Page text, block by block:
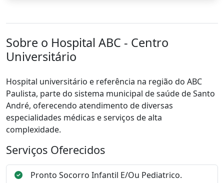
Sobre o Hospital ABC - Centro
Universitário
Hospital universitário e referência na região do ABC
Paulista, parte do sistema municipal de saúde de Santo
André, oferecendo atendimento de diversas
especialidades médicas e serviços de alta
complexidade.
Serviços Oferecidos
Pronto Socorro Infantil E/Ou Pediatrico.